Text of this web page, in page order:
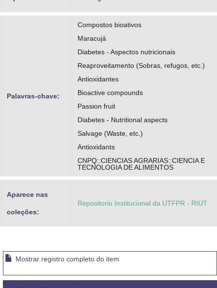
Palavras-chave:
Compostos bioativos
Maracujá
Diabetes - Aspectos nutricionais
Reaproveitamento (Sobras, refugos, etc.)
Antioxidantes
Bioactive compounds
Passion fruit
Diabetes - Nutritional aspects
Salvage (Waste, etc.)
Antioxidants
CNPQ::CIENCIAS AGRARIAS::CIENCIA E
TECNOLOGIA DE ALIMENTOS
Aparece nas
coleções:
Repositorio Institucional da UTFPR - RIUT
Mostrar registro completo do item